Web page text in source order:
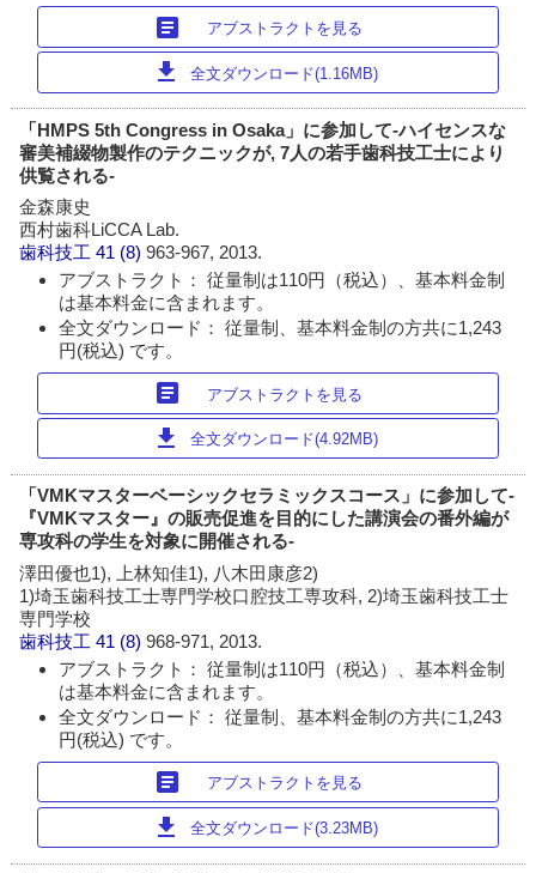
article アブストラクトを見る
download 全文ダウンロード(1.16MB)
「HMPS 5th Congress in Osaka」に参加して-ハイセンスな
審美補綴物製作のテクニックが, 7人の若手歯科技工士により
供覧される-
金森康史
西村歯科LiCCA Lab.
歯科技工 41 (8)963-967, 2013.
アブストラクト： 従量制は110円（税込）、基本料金制
は基本料金に含まれます。
全文ダウンロード： 従量制、基本料金制の方共に1,243
円(税込) です。
article アブストラクトを見る
download 全文ダウンロード(4.92MB)
「VMKマスターベーシックセラミックスコース」に参加して-
『VMKマスター』の販売促進を目的にした講演会の番外編が
専攻科の学生を対象に開催される-
澤田優也1), 上林知佳1), 八木田康彦2)
1)埼玉歯科技工士専門学校口腔技工専攻科, 2)埼玉歯科技工士
専門学校
歯科技工 41 (8)968-971, 2013.
アブストラクト： 従量制は110円（税込）、基本料金制
は基本料金に含まれます。
全文ダウンロード： 従量制、基本料金制の方共に1,243
円(税込) です。
article アブストラクトを見る
download 全文ダウンロード(3.23MB)